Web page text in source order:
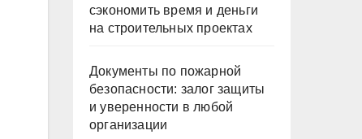
сэкономить время и деньги
на строительных проектах
Документы по пожарной
безопасности: залог защиты
и уверенности в любой
организации